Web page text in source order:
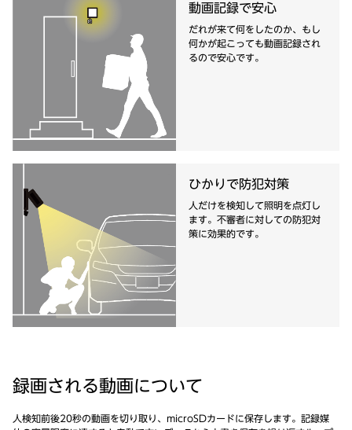
動画記録で安心
だれが来て何をしたのか、もし
何かが起こっても動画記録され
るので安心です。
ひかりで防犯対策
人だけを検知して照明を点灯し
ます。不審者に対しての防犯対
策に効果的です。
録画される動画について
人検知前後20秒の動画を切り取り、microSDカードに保存します。記録媒